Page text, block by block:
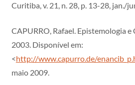
Curitiba, v. 21, n. 28, p. 13-28, jan./
CAPURRO, Rafael. Epistemologia
2003. Disponível em:
<http://www.capurro.de/
maio 2009.